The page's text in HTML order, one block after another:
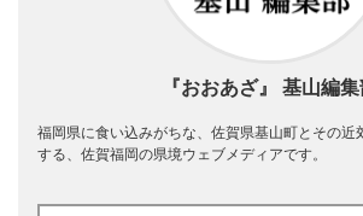
『おおあざ』 基山編
福岡県に食い込みがちな、佐賀県基山町とその近
する、佐賀福岡の県境ウェブメディアです。